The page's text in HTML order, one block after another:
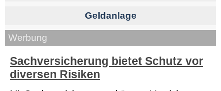
Geldanlage
Werbung
Sachversicherung bietet Schutz vor
diversen Risiken